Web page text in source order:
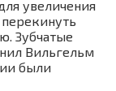
увеличения
Зубчатые
Вильгельм
были